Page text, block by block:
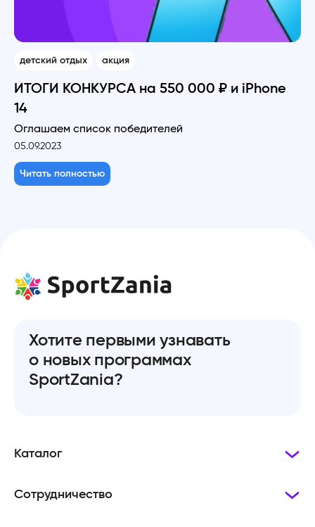
детский отдых акция
ИТОГИ КОНКУРСА на 550 000 ₽ и iPhone
14
Оглашаем список победителей
05.09.2023
Читать полностью
Хотите первыми узнавать
о новых программах
SportZania?
Каталог
Сотрудничество